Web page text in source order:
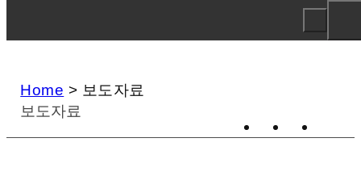
Home > 보도자료
보도자료